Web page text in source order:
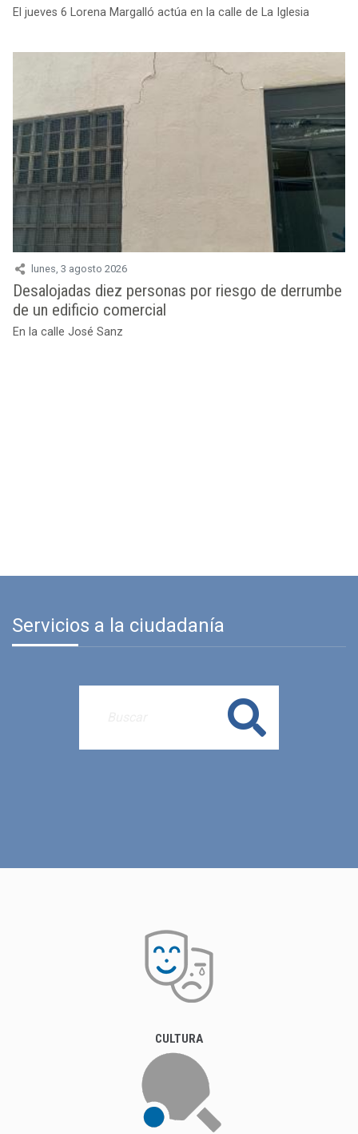
El jueves 6 Lorena Margalló actúa en la calle de La Iglesia
lunes, 3 agosto 2026
Desalojadas diez personas por riesgo de derrumbe
de un edificio comercial
En la calle José Sanz
Servicios a la ciudadanía
Buscar
CULTURA